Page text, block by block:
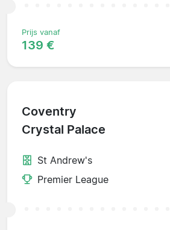
Prijs vanaf
139 €
Coventry
Crystal Palace
St Andrew's
Premier League